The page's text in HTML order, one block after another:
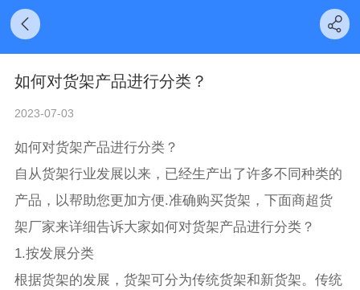
如何对货架产品进行分类？
2023-07-03
如何对货架产品进行分类？
自从货架行业发展以来，已经生产出了许多不同种类的
产品，以帮助您更加方便.准确购买货架，下面商超货
架厂家来详细告诉大家如何对货架产品进行分类？
1.按发展分类
根据货架的发展，货架可分为传统货架和新货架。传统